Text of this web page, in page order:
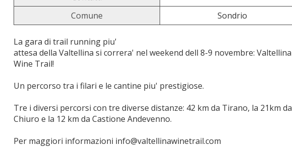
Comune
Sondrio
La gara di trail running piu'
attesa della Valtellina si correra' nel weekend dell 8-9 novembre: Valtellina
Wine Trail!
Un percorso tra i filari e le cantine piu' prestigiose.
Tre i diversi percorsi con tre diverse distanze: 42 km da Tirano, la 21km da
Chiuro e la 12 km da Castione Andevenno.
Per maggiori informazioni info@valtellinawinetrail.com